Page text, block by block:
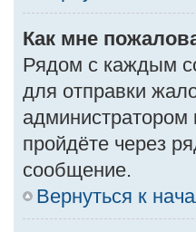
Как мне
Рядом с каждым
для отправки
пройдёте через
сообщение.
Вернуться к